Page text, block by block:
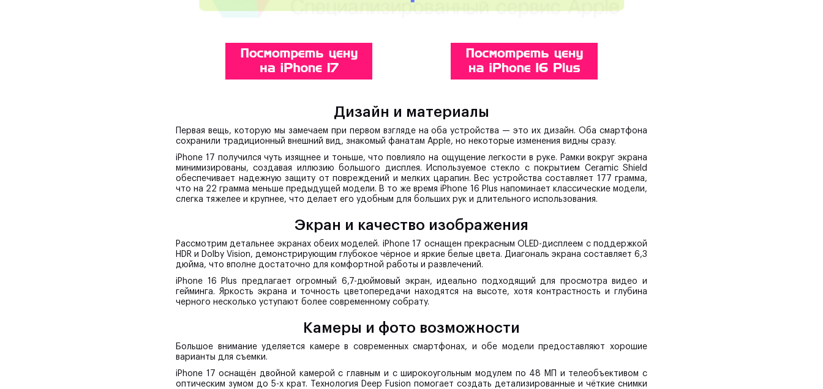
Дизайн и материалы
Первая вещь, которую мы замечаем при первом взгляде на оба устройства — это их дизайн. Оба смартфона
сохранили традиционный внешний вид, знакомый фанатам Apple, но некоторые изменения видны сразу.
iPhone 17 получился чуть изящнее и тоньше, что повлияло на ощущение легкости в руке. Рамки вокруг экрана
минимизированы, создавая иллюзию большого дисплея. Используемое стекло с покрытием Ceramic Shield
обеспечивает надежную защиту от повреждений и мелких царапин. Вес устройства составляет 177 грамма,
что на 22 грамма меньше предыдущей модели. В то же время iPhone 16 Plus напоминает классические модели,
слегка тяжелее и крупнее, что делает его удобным для больших рук и длительного использования.
Экран и качество изображения
Рассмотрим детальнее экранах обеих моделей. iPhone 17 оснащен прекрасным OLED-дисплеем с поддержкой
HDR и Dolby Vision, демонстрирующим глубокое чёрное и яркие белые цвета. Диагональ экрана составляет 6,3
дюйма, что вполне достаточно для комфортной работы и развлечений.
iPhone 16 Plus предлагает огромный 6,7-дюймовый экран, идеально подходящий для просмотра видео и
гейминга. Яркость экрана и точность цветопередачи находятся на высоте, хотя контрастность и глубина
черного несколько уступают более современному собрату.
Камеры и фото возможности
Большое внимание уделяется камере в современных смартфонах, и обе модели предоставляют хорошие
варианты для съемки.
iPhone 17 оснащён двойной камерой с главным и с широкоугольным модулем по 48 МП и телеобъективом с
оптическим зумом до 5-х крат. Технология Deep Fusion помогает создать детализированные и чёткие снимки